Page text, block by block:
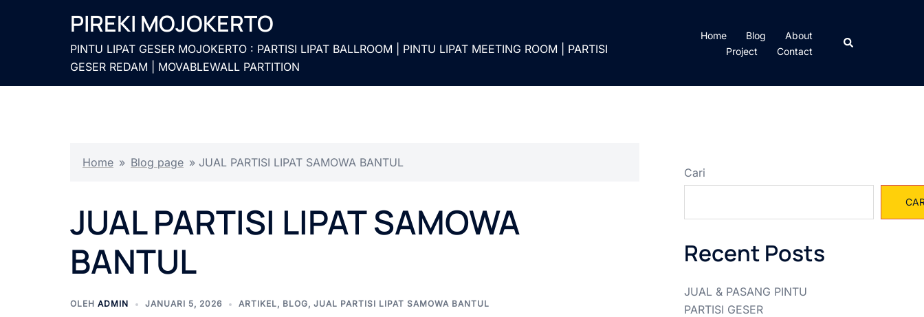
PIREKI MOJOKERTO
PINTU LIPAT GESER MOJOKERTO : PARTISI LIPAT BALLROOM | PINTU LIPAT MEETING ROOM | PARTISI
GESER REDAM | MOVABLEWALL PARTITION
Home Blog
About
Project
Contact
Cari
Home » Blog page » JUAL PARTISI LIPAT SAMOWA BANTUL
JUAL PARTISI LIPAT SAMOWA
BANTUL
OLEH ADMIN JANUARI 5, 2026 ARTIKEL, BLOG, JUAL PARTISI LIPAT SAMOWA BANTUL
Cari
Recent Posts
JUAL & PASANG PINTU
PARTISI GESER